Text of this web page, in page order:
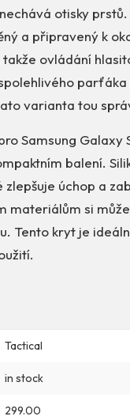
otisky
a připravený k
ovládání
varianta tou
Samsung
balení.
úchop a
materiálům si
Tento kryt je
Tactical
in stock
299.00